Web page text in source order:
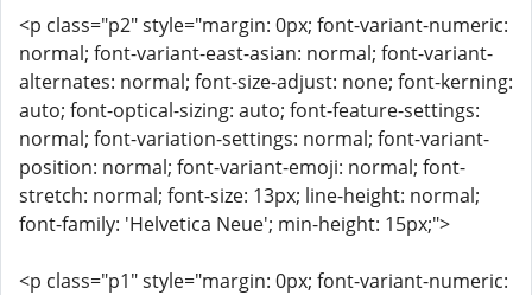
<p class="p2" style="margin: 0px; font-variant-numeric:
normal; font-variant-east-asian: normal; font-variant-
alternates: normal; font-size-adjust: none; font-kerning:
auto; font-optical-sizing: auto; font-feature-settings:
normal; font-variation-settings: normal; font-variant-
position: normal; font-variant-emoji: normal; font-
stretch: normal; font-size: 13px; line-height: normal;
font-family: 'Helvetica Neue'; min-height: 15px;">
<p class="p1" style="margin: 0px; font-variant-numeric: